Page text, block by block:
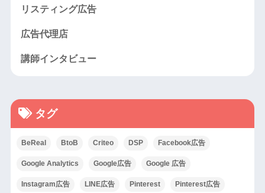
リスティング広告
広告代理店
講師インタビュー
タグ
BeReal BtoB Criteo DSP Facebook広告
Google Analytics Google広告 Google 広告
Instagram広告 LINE広告 Pinterest Pinterest広告